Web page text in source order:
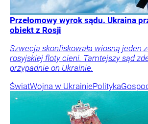
Przełomowy wyrok sądu. Ukraina
obiekt z Rosji
Szwecja skonfiskowała wiosną jeden
rosyjskiej floty cieni. Tamtejszy sąd
przypadnie on Ukrainie.
ŚwiatWojna w UkrainiePolityka